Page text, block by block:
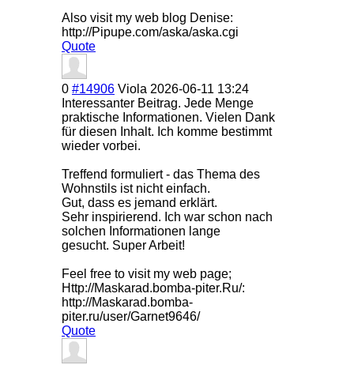
Also visit my web blog Denise:
http://Pipupe.com/aska/aska.cgi
Quote
0 #14906 Viola 2026-06-11 13:24
Interessanter Beitrag. Jede Menge
praktische Informationen. Vielen Dank
für diesen Inhalt. Ich komme bestimmt
wieder vorbei.
Treffend formuliert - das Thema des
Wohnstils ist nicht einfach.
Gut, dass es jemand erklärt.
Sehr inspirierend. Ich war schon nach
solchen Informationen lange
gesucht. Super Arbeit!
Feel free to visit my web page;
Http://Maskarad.bomba-piter.Ru/:
http://Maskarad.bomba-
piter.ru/user/Garnet9646/
Quote